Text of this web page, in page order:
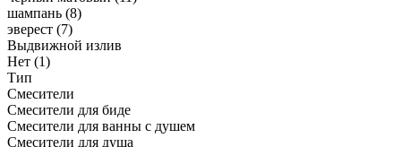
шампань (8)
эверест (7)
Выдвижной излив
Нет (1)
Тип
Смесители
Смесители для биде
Смесители для ванны с душем
Смесители для душа